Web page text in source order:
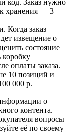
хранения — 3
Когда заказ
извещение о
состояние
коробку
оплаты заказа.
10 позиций и
000 р.
о
контента.
вопросы
её по своему